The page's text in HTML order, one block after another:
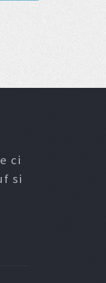
ci
si